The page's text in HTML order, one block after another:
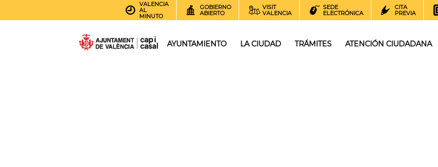
VALENCIA
AL
MINUTO
GOBIERNO
ABIERTO
VISIT
VALENCIA
SEDE
ELECTRÓNICA
CITA
PREVIA
AYUNTAMIENTO LA CIUDAD TRÁMITES ATENCIÓN CIUDADANA